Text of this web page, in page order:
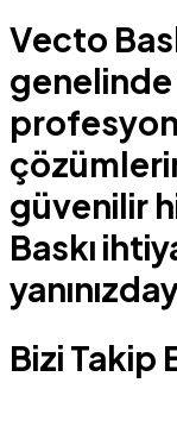
Vecto
genelinde
güvenilir
Baskı
Bizi Takip